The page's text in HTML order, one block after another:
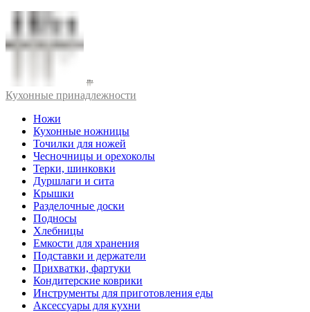
Кухонные принадлежности
Ножи
Кухонные ножницы
Точилки для ножей
Чесночницы и орехоколы
Терки, шинковки
Дуршлаги и сита
Крышки
Разделочные доски
Подносы
Хлебницы
Емкости для хранения
Подставки и держатели
Прихватки, фартуки
Кондитерские коврики
Инструменты для приготовления еды
Аксессуары для кухни